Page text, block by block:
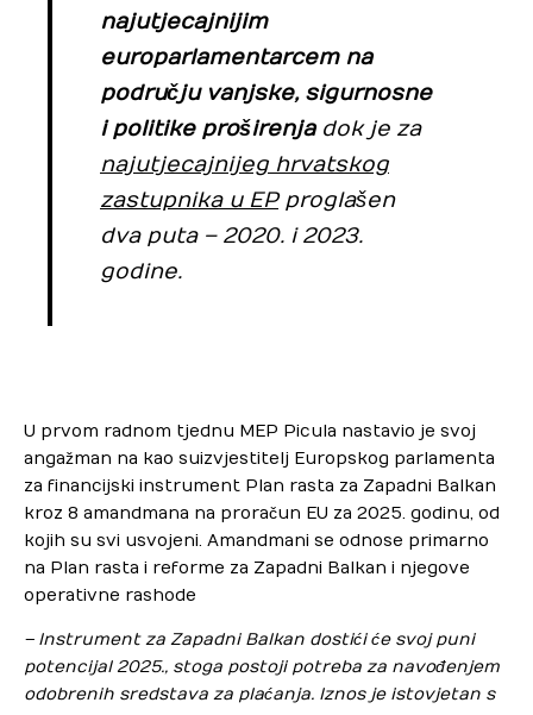
najutjecajnijim
europarlamentarcem na
području vanjske, sigurnosne
i politike proširenja dok je za
najutjecajnijeg hrvatskog
zastupnika u EPproglašen
dva puta – 2020. i 2023.
godine.
U prvom radnom tjednu MEP Picula nastavio je svoj
angažman na kao suizvjestitelj Europskog parlamenta
za financijski instrument Plan rasta za Zapadni Balkan
kroz 8 amandmana na proračun EU za 2025. godinu, od
kojih su svi usvojeni. Amandmani se odnose primarno
na Plan rasta i reforme za Zapadni Balkan i njegove
operativne rashode
– Instrument za Zapadni Balkan dostići će svoj puni
potencijal 2025., stoga postoji potreba za navođenjem
odobrenih sredstava za plaćanja. Iznos je istovjetan s